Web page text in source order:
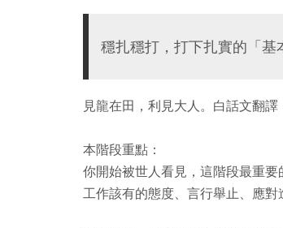
穩扎穩打，打下扎實的「
見龍在田，利見大人。白話文翻
本階段重點：
你開始被世人看見，這階段最重
工作該有的態度、言行舉止、應對